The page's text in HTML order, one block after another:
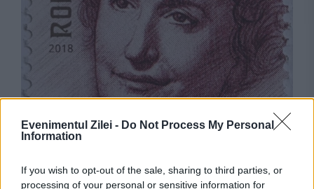
Evenimentul Zilei - Do Not Process My Personal
Information
If you wish to opt-out of the sale, sharing to third parties, or
processing of your personal or sensitive information for
EVZ SPECIAL
bombele care măturau Capitala României